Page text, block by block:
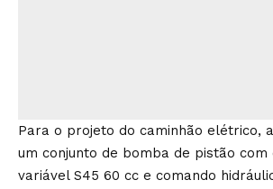
Para o projeto do caminhão elétrico,
um conjunto de bomba de pistão com
variável S45 60 cc e comando